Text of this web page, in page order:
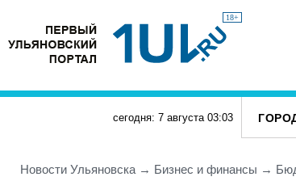
18+
сегодня: 7 августа 03:03
Новости Ульяновска → Бизнес и финансы →